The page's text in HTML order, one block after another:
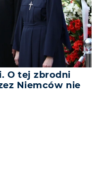
O tej zbrodni
Niemców nie